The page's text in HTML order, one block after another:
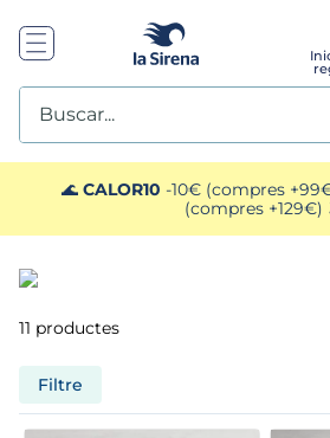
Buscar...
🌊 CALOR10 -10€ (compres
(compres
11 productes
Filtre
TOP SEARCHES
1. helados sirena
4. gamba